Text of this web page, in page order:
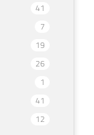
41
7
19
26
1
41
12